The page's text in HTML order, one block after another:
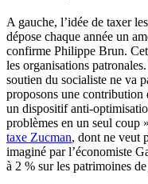
A gauche, l’idée de taxer
dépose chaque année un
confirme Philippe Brun.
les organisations
soutien du socialiste ne va
proposons une contribution
un dispositif anti-
problèmes en un seul coup
taxe Zucman, dont ne veut
imaginé par l’économiste
à 2 % sur les patrimoines